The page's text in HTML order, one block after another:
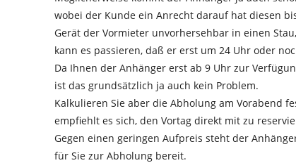
wobei der Kunde ein Anrecht darauf hat diesen
Gerät der Vormieter unvorhersehbar in einen Stau,
kann es passieren, daß er erst um 24 Uhr oder
Da Ihnen der Anhänger erst ab 9 Uhr zur
ist das grundsätzlich ja auch kein Problem.
Kalkulieren Sie aber die Abholung am Vorabend
empfiehlt es sich, den Vortag direkt mit zu
Gegen einen geringen Aufpreis steht der
für Sie zur Abholung bereit.